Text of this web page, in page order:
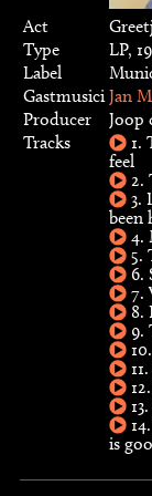
Act
Type
LP,
Label
Gastmusici Jan
Producer
Joop
Tracks
1.
feel
2.
3.
been
4.
5.
6.
7.
8.
9.
is